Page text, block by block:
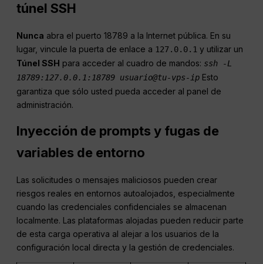
túnel SSH
Nunca abra el puerto 18789 a la Internet pública. En su
lugar, vincule la puerta de enlace a 127.0.0.1 y utilizar un
Túnel SSH para acceder al cuadro de mandos: ssh -L
18789:127.0.0.1:18789 usuario@tu-vps-ip Esto
garantiza que sólo usted pueda acceder al panel de
administración.
Inyección de prompts y fugas de
variables de entorno
Las solicitudes o mensajes maliciosos pueden crear
riesgos reales en entornos autoalojados, especialmente
cuando las credenciales confidenciales se almacenan
localmente. Las plataformas alojadas pueden reducir parte
de esta carga operativa al alejar a los usuarios de la
configuración local directa y la gestión de credenciales.